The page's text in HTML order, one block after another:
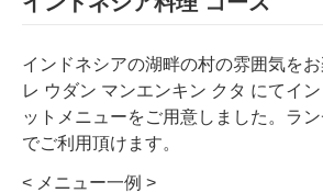
インドネシアの湖畔の村の雰囲気を
レ ウダン マンエンキン クタ にてイ
ットメニューをご用意しました。ラ
でご利用頂けます。
< メニュー一例 >